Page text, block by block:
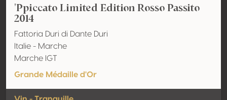
'Ppiccato Limited Edition Rosso Passito
2014
Fattoria Duri di Dante Duri
Italie - Marche
Marche IGT
Grande Médaille d'Or